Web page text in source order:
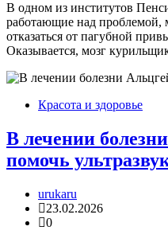
В одном из институтов
работающие над
отказаться от пагубной
Оказывается, мозг
Красота и здоровье
В лечении
помочь
urukaru
23.02.2026
0